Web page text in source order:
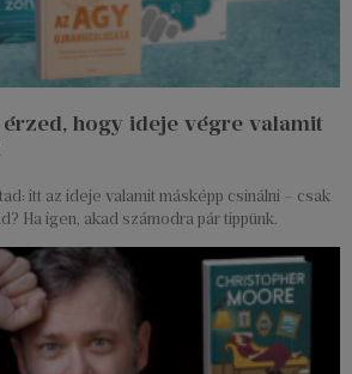
hogy ideje végre valamit
itt az ideje valamit másképp csinálni – csak
Ha igen, akad számodra pár tippünk.